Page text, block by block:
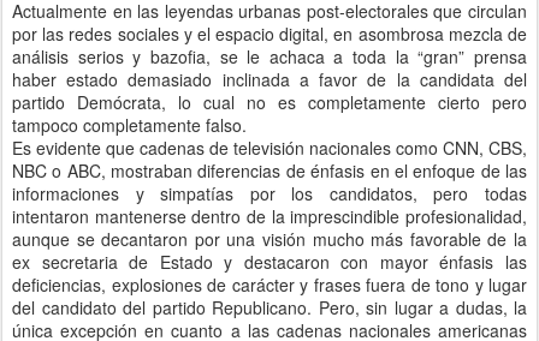
Actualmente en las leyendas urbanas post-electorales que circulan
por las redes sociales y el espacio digital, en asombrosa mezcla de
análisis serios y bazofia, se le achaca a toda la “gran” prensa
haber estado demasiado inclinada a favor de la candidata del
partido Demócrata, lo cual no es completamente cierto pero
tampoco completamente falso.
Es evidente que cadenas de televisión nacionales como CNN, CBS,
NBC o ABC, mostraban diferencias de énfasis en el enfoque de las
informaciones y simpatías por los candidatos, pero todas
intentaron mantenerse dentro de la imprescindible profesionalidad,
aunque se decantaron por una visión mucho más favorable de la
ex secretaria de Estado y destacaron con mayor énfasis las
deficiencias, explosiones de carácter y frases fuera de tono y lugar
del candidato del partido Republicano. Pero, sin lugar a dudas, la
única excepción en cuanto a las cadenas nacionales americanas